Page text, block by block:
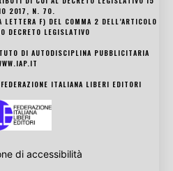
2017, N. 70.
F) DEL COMMA 2 DELL’ARTICOLO
DECRETO LEGISLATIVO
DI AUTODISCIPLINA PUBBLICITARIA
ITALIANA LIBERI EDITORI
di accessibilità